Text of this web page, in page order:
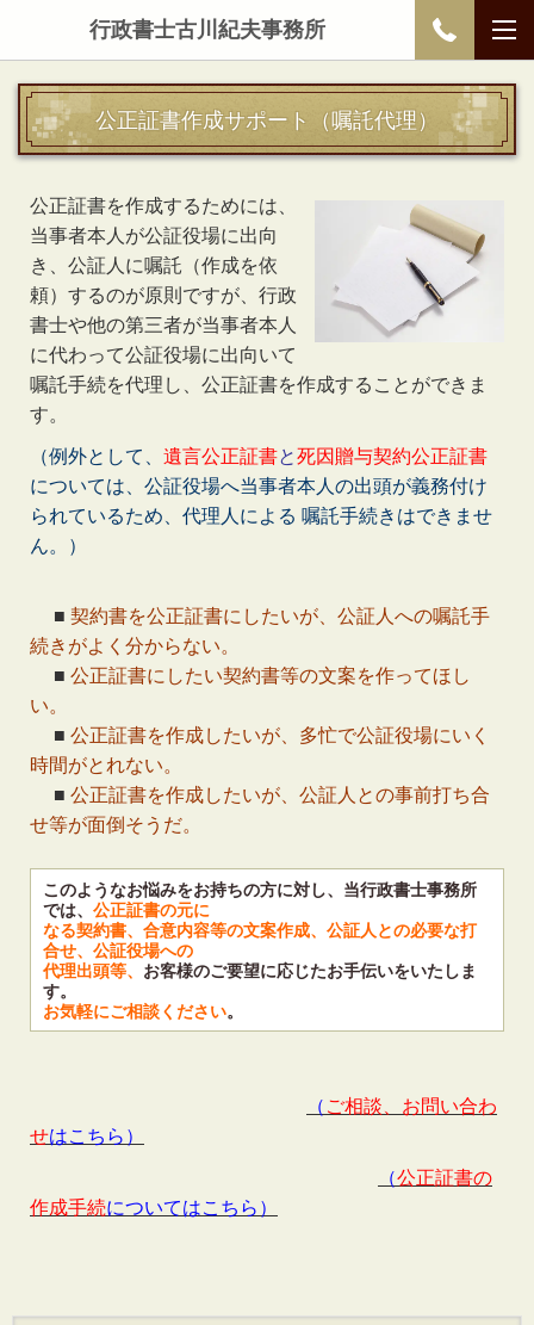
行政書士古川紀夫事務所
公正証書作成サポート（嘱託代理）
公正証書を作成するためには、
当事者本人が公証役場に出向
き、公証人に嘱託（作成を依
頼）するのが原則ですが、行政
書士や他の第三者が当事者本人
に代わって公証役場に出向いて
嘱託手続を代理し、公正証書を作成することができま
す。
（例外として、 遺言公正証書と死因贈与契約公正証書
については、公証役場へ当事者本人の出頭が義務付け
られているため、代理人による 嘱託手続きはできませ
ん。）
■ 契約書を公正証書にしたいが、公証人への嘱託手
続きがよく分からない。
■ 公正証書にしたい契約書等の文案を作ってほし
い。
■ 公正証書を作成したいが、多忙で公証役場にいく
時間がとれない。
■ 公正証書を作成したいが、公証人との事前打ち合
せ等が面倒そうだ。
このようなお悩みをお持ちの方に対し、当行政書士事務所
では、 公正証書の元に
なる契約書、合意内容等の文案作成、公証人との必要な打
合せ、公証役場への
代理出頭等、 お客様のご要望に応じたお手伝いをいたしま
す。
お気軽にご相談ください。
（ ご相談 お問い合わ
せはこちら）
（公正証書の
作成手続についてはこちら）